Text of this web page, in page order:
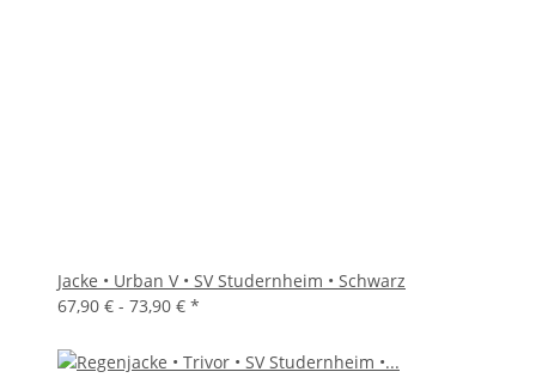
Jacke • Urban V • SV Studernheim • Schwarz
67,90 € - 73,90 € *